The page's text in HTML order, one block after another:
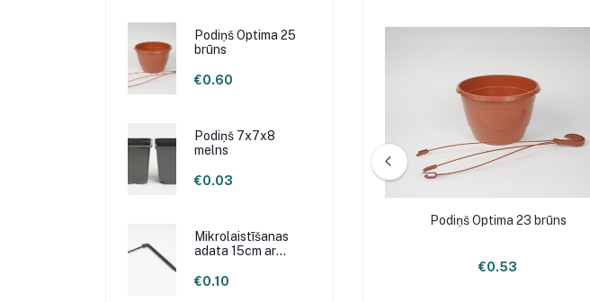
Podiņš Optima 25
brūns
€0.60
Podiņš 7x7x8
melns
€0.03
Mikrolaistīšanas
adata 15cm ar
€0.10
Podiņš Optima 23 brūns
€0.53